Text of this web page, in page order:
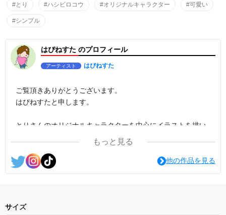
#とり #ハシビロコウ #オリジナルキャラクター #可愛い
#シンプル
はぴねすた のプロフィール
アーティスト はぴねすた
ご覧頂きありがとうございます。
はぴねすたと申します。
とりさんのオリジナルキャラクターを中心にイラストを描い
とりとりかむぱにーの仲間達を、どうぞよろしくお願いしま
す(｡ᵕᴗᵕ｡)
もっと見る
他の作品を見る
サイズ